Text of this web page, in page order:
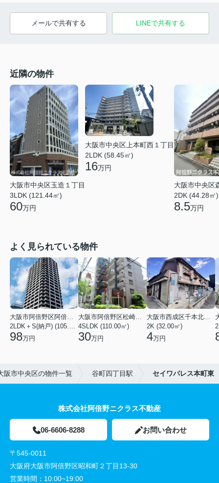
メールで共有する LINEで共有する
近隣の物件
大阪市中央区玉造１丁目
3LDK (121.44㎡)
60万円
大阪市中央区上本町西１丁目
2LDK (58.45㎡)
16万円
大阪市中央区
2DK (44.28㎡)
8.5万円
よく見られている物件
98万円
4SLDK (110.00㎡)
30万円
2K (32.00㎡)
4万円
阪市中央区の物件一覧 谷町四丁目駅 セイワパレス本町東
株式会社阿倍野ニクラス不動産
06-6606-8288 お問い合わせ
〒545-0011
大阪府大阪市阿倍野区昭和町２丁目13-30
営業時間： 10:00~19:00